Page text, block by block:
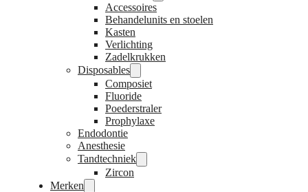
Accessoires
Behandelunits en stoelen
Kasten
Verlichting
Zadelkrukken
Disposables
Composiet
Fluoride
Poederstraler
Prophylaxe
Endodontie
Anesthesie
Tandtechniek
Zircon
Merken